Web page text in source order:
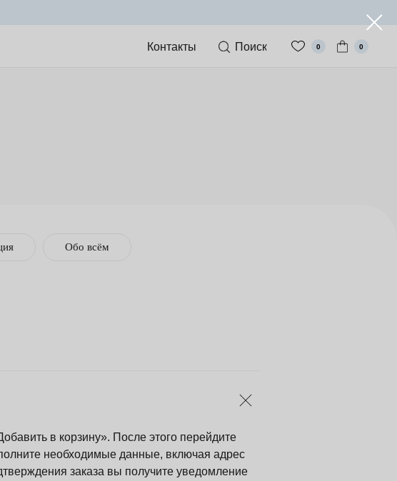
Поиск
Контакты 0 0
Обо всём
в корзину». После этого перейдите
необходимые данные, включая адрес
заказа вы получите уведомление